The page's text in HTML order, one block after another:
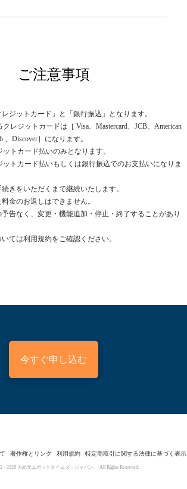
ご注意事項
ジットカード」と「銀行振込」となります。
レジットカードは［ Visa、Mastercard、JCB、American
、Discover］になります。
トカード払いのみとなります。
トカード払いもしくは銀行振込でのお支払いになりま
きをいただくまで継続いたします。
金のお返しはできません。
告なく、変更・機能追加・停止・終了することがあり
ては利用規約をご確認ください。
今すぐ申し込む
著作権とリンク 利用規約 特定商取引に関する法律に基づく表示
- 2026 大紀元エポックタイムズ・ジャパン. All Rights Reserved.